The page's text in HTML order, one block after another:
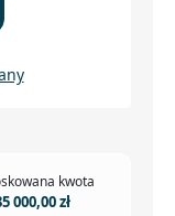
kwota
000,00 zł